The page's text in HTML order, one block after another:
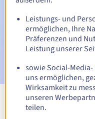
E-Mail am Ablaufdatum
Sperrung des
E-Mail nach Ablauf der
Benachrichtigung über
Leistungs- und
ermöglichen, Ihre
Präferenzen und
Leistung unserer
sowie Social-
uns ermöglichen,
Wirksamkeit zu
unseren
teilen.